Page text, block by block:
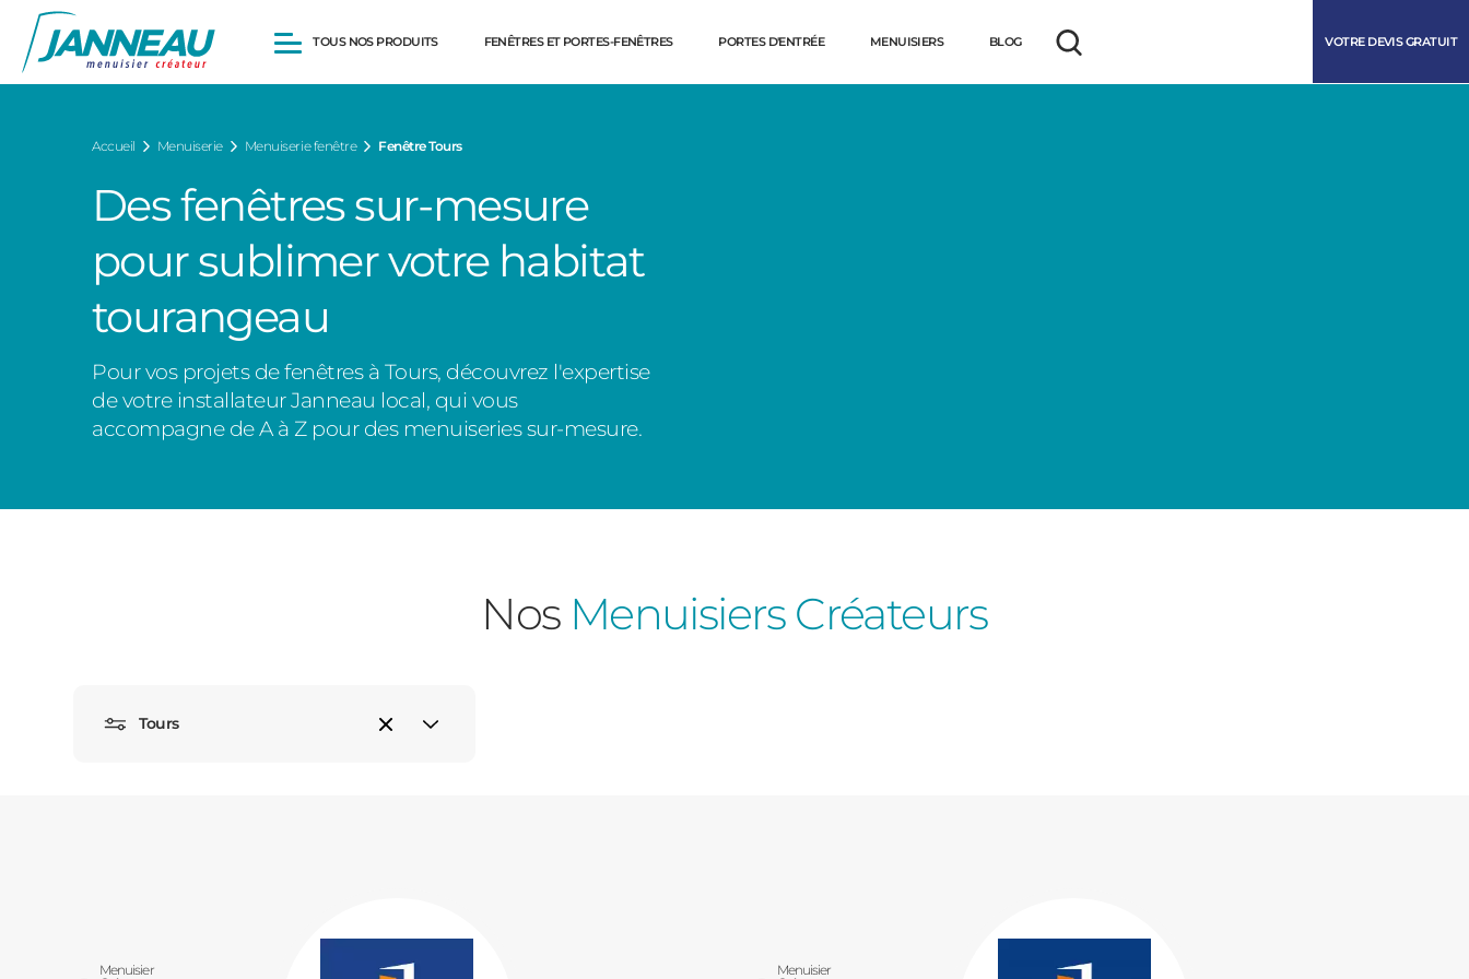
TOUS NOS PRODUITS
Baies vitrées
Consulter
Volets roulants
Pergolas
Portails et portillons
Carports
FENÊTRES ET PORTES-FENÊTRES PORTES D'ENTRÉE MENUISIERS BLOG
Rechercher
VOTRE DEVIS GRATUIT
Accueil Menuiserie Menuiserie fenêtre Fenêtre Tours
Des fenêtres sur-mesure
pour sublimer votre habitat
tourangeau
Pour vos projets de fenêtres à Tours, découvrez l'expertise
de votre installateur Janneau local, qui vous
accompagne de A à Z pour des menuiseries sur-mesure.
Nos Menuisiers Créateurs
Tours
Menuisier
Menuisier